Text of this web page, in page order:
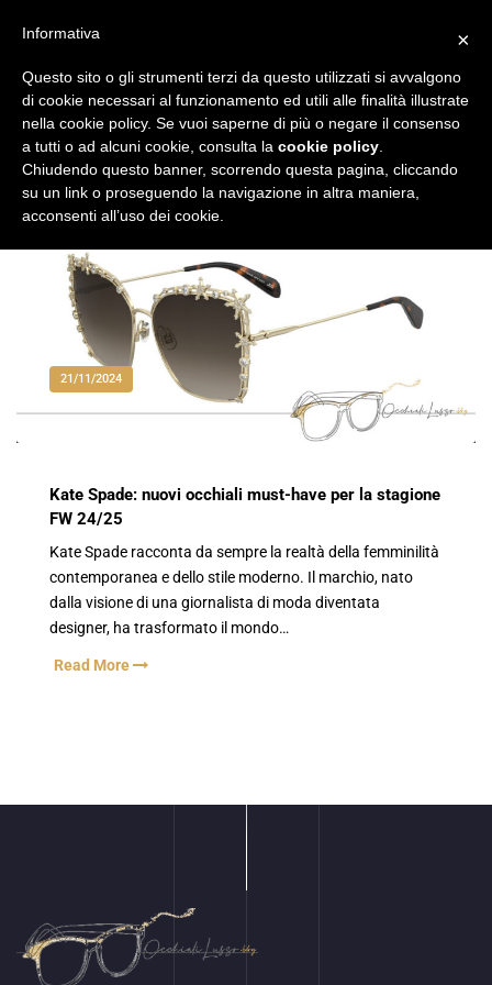
21/11/2024
Kate Spade: nuovi occhiali must-have per la stagione
FW 24/25
Kate Spade racconta da sempre la realtà della femminilità
contemporanea e dello stile moderno. Il marchio, nato
dalla visione di una giornalista di moda diventata
designer, ha trasformato il mondo…
Read More
×
Informativa
Questo sito o gli strumenti terzi da questo utilizzati si avvalgono
di cookie necessari al funzionamento ed utili alle finalità illustrate
nella cookie policy. Se vuoi saperne di più o negare il consenso
a tutti o ad alcuni cookie, consulta la cookie policy
Chiudendo questo banner, scorrendo questa pagina, cliccando
su un link o proseguendo la navigazione in altra maniera,
acconsenti all’uso dei cookie.